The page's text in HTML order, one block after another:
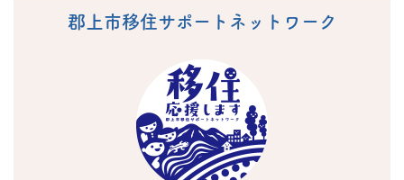
郡上市移住サポートネットワーク